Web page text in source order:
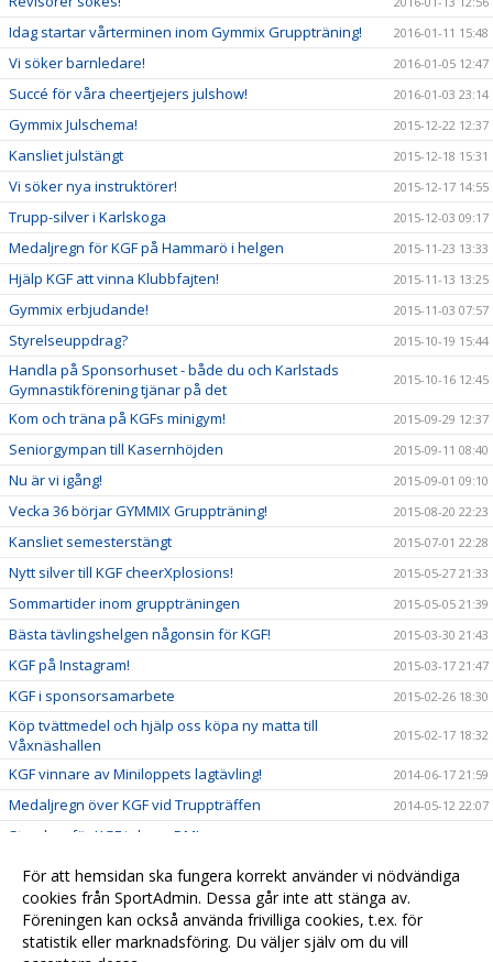
Idag startar vårterminen inom Gymmix Gruppträning! 2016-01-11 15:48
Vi söker barnledare! 2016-01-05 12:47
Succé för våra cheertjejers julshow! 2016-01-03 23:14
Gymmix Julschema! 2015-12-22 12:37
Kansliet julstängt 2015-12-18 15:31
Vi söker nya instruktörer! 2015-12-17 14:55
Trupp-silver i Karlskoga 2015-12-03 09:17
Medaljregn för KGF på Hammarö i helgen 2015-11-23 13:33
Hjälp KGF att vinna Klubbfajten! 2015-11-13 13:25
Gymmix erbjudande! 2015-11-03 07:57
Styrelseuppdrag? 2015-10-19 15:44
Handla på Sponsorhuset - både du och Karlstads
Gymnastikförening tjänar på det
2015-10-16 12:45
Kom och träna på KGFs minigym! 2015-09-29 12:37
Seniorgympan till Kasernhöjden 2015-09-11 08:40
Nu är vi igång! 2015-09-01 09:10
Vecka 36 börjar GYMMIX Gruppträning! 2015-08-20 22:23
Kansliet semesterstängt 2015-07-01 22:28
Nytt silver till KGF cheerXplosions! 2015-05-27 21:33
Sommartider inom gruppträningen 2015-05-05 21:39
Bästa tävlingshelgen någonsin för KGF! 2015-03-30 21:43
KGF på Instagram! 2015-03-17 21:47
KGF i sponsorsamarbete 2015-02-26 18:30
Köp tvättmedel och hjälp oss köpa ny matta till
Våxnäshallen
2015-02-17 18:32
KGF vinnare av Miniloppets lagtävling! 2014-06-17 21:59
Medaljregn över KGF vid Truppträffen 2014-05-12 22:07
Storslam för KGF i cheer-DM!
Nya framgångar för KGFs cheertjejer! 2014-03-17 22:02
Guld och silver till KGF mixtrupper! 2013-11-26 22:14
Må Bra-dagen en succé 2013-10-17 22:17
För att hemsidan ska fungera korrekt använder vi nödvändiga
cookies från SportAdmin. Dessa går inte att stänga av.
Föreningen kan också använda frivilliga cookies, t.ex. för
statistik eller marknadsföring. Du väljer själv om du vill